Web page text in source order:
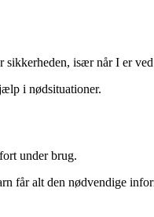
især når I er
i nødsituationer.
under brug.
får alt den nødvendige